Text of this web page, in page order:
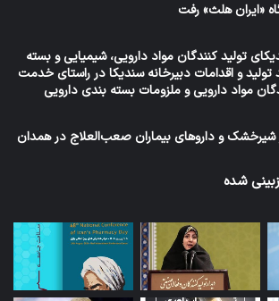
«ایران هلث» رفت
تولید کنندگان مواد دارویی، شیمیایی و بسته
تولید و اقدامات دبیرخانه سندیکا در راستای خدمت
مواد دارویی و ملزومات بسته بندی دارویی
شیرخشک و داروهای بیماران صعب‌العلاج در همدان
شده